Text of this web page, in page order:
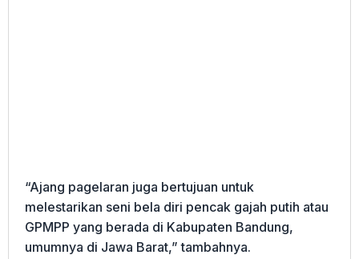
“Ajang pagelaran juga bertujuan untuk
melestarikan seni bela diri pencak gajah putih atau
GPMPP yang berada di Kabupaten Bandung,
umumnya di Jawa Barat,” tambahnya.